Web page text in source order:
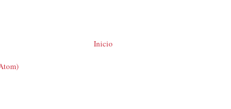
Inicio